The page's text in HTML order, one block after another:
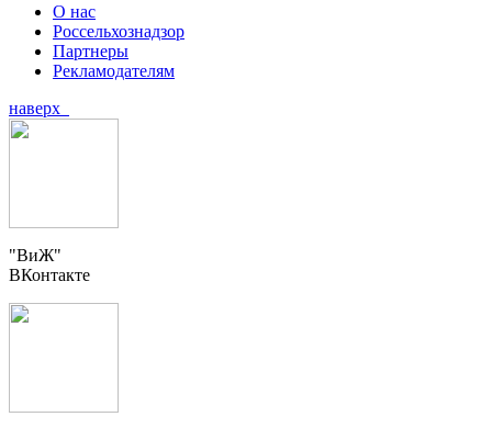
О нас
Россельхознадзор
Партнеры
Рекламодателям
наверх
"ВиЖ"
ВКонтакте